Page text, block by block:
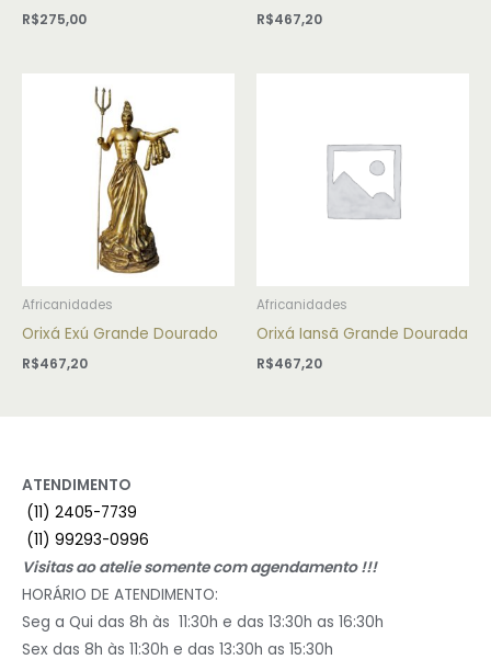
R$275,00 R$467,20
Africanidades
Orixá Exú Grande Dourado
R$467,20
Africanidades
Orixá Iansã Grande Dourada
R$467,20
ATENDIMENTO
(11) 2405-7739
(11) 99293-0996
Visitas ao atelie somente com agendamento !!!
HORÁRIO DE ATENDIMENTO:
Seg a Qui das 8h às 11:30h e das 13:30h as 16:30h
Sex das 8h às 11:30h e das 13:30h as 15:30h